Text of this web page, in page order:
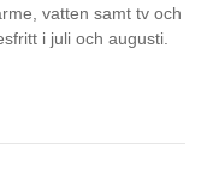
vatten samt tv och
i juli och augusti.